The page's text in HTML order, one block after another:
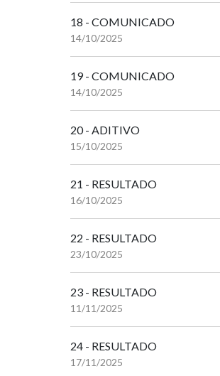
18 - COMUNICADO
14/10/2025
19 - COMUNICADO
14/10/2025
20 - ADITIVO
15/10/2025
21 - RESULTADO
16/10/2025
22 - RESULTADO
23/10/2025
23 - RESULTADO
11/11/2025
24 - RESULTADO
17/11/2025